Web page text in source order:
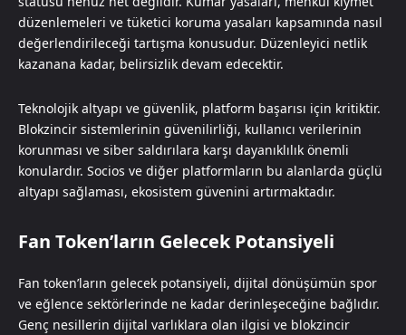
düzenlemeleri ve tüketici koruma yasaları kapsamında nasıl
değerlendirileceği tartışma konusudur. Düzenleyici netlik
kazanana kadar, belirsizlik devam edecektir.
Teknolojik altyapı ve güvenlik, platform başarısı için kritiktir.
Blokzincir sistemlerinin güvenilirliği, kullanıcı verilerinin
korunması ve siber saldırılara karşı dayanıklılık önemli
konulardır. Socios ve diğer platformların bu alanlarda güçlü
altyapı sağlaması, ekosistem güvenini artırmaktadır.
Fan Token’ların Gelecek Potansiyeli
Fan token’ların gelecek potansiyeli, dijital dönüşümün spor
ve eğlence sektörlerinde ne kadar derinleşeceğine bağlıdır.
Genç nesillerin dijital varlıklara olan ilgisi ve blokzincir